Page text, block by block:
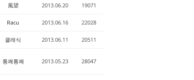
風望 2013.06.20 19071
Racu 2013.06.16 22028
클래식 2013.06.11 20511
통쾌통쾌 2013.05.23 28047